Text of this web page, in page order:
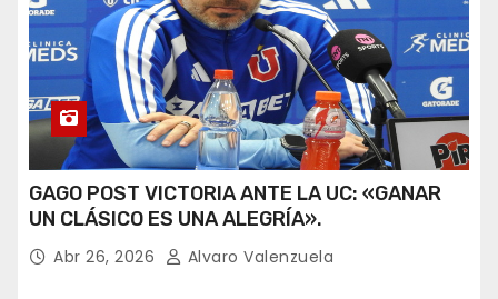
GAGO POST VICTORIA ANTE LA UC: «GANAR
UN CLÁSICO ES UNA ALEGRÍA».
Abr 26, 2026 Alvaro Valenzuela